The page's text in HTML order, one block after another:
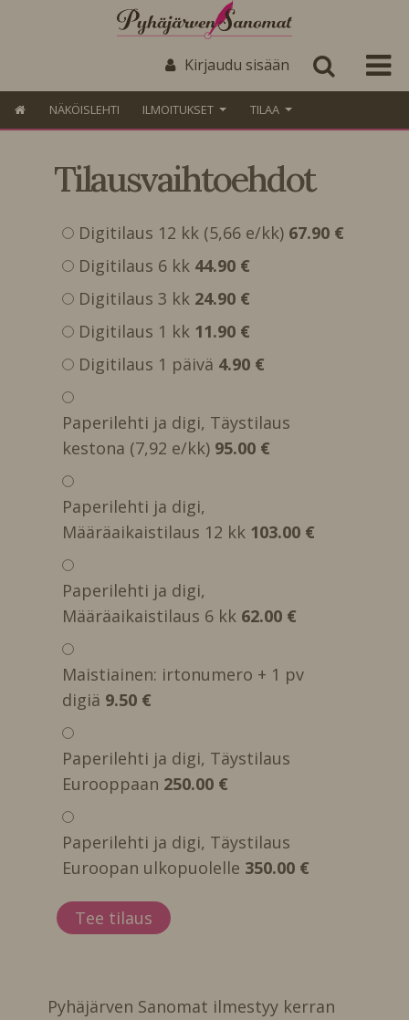
Kirjaudu sisään
NÄKÖISLEHTI ILMOITUKSET TILAA
Tilausvaihtoehdot
Digitilaus 12 kk (5,66 e/kk) 67.90 €
Digitilaus 6 kk 44.90 €
Digitilaus 3 kk 24.90 €
Digitilaus 1 kk 11.90 €
Digitilaus 1 päivä 4.90 €
Paperilehti ja digi, Täystilaus
kestona (7,92 e/kk) 95.00 €
Paperilehti ja digi,
Määräaikaistilaus 12 kk 103.00 €
Paperilehti ja digi,
Määräaikaistilaus 6 kk 62.00 €
Maistiainen: irtonumero + 1 pv
digiä 9.50 €
Paperilehti ja digi, Täystilaus
Eurooppaan 250.00 €
Paperilehti ja digi, Täystilaus
Euroopan ulkopuolelle 350.00 €
Pyhäjärven Sanomat ilmestyy kerran